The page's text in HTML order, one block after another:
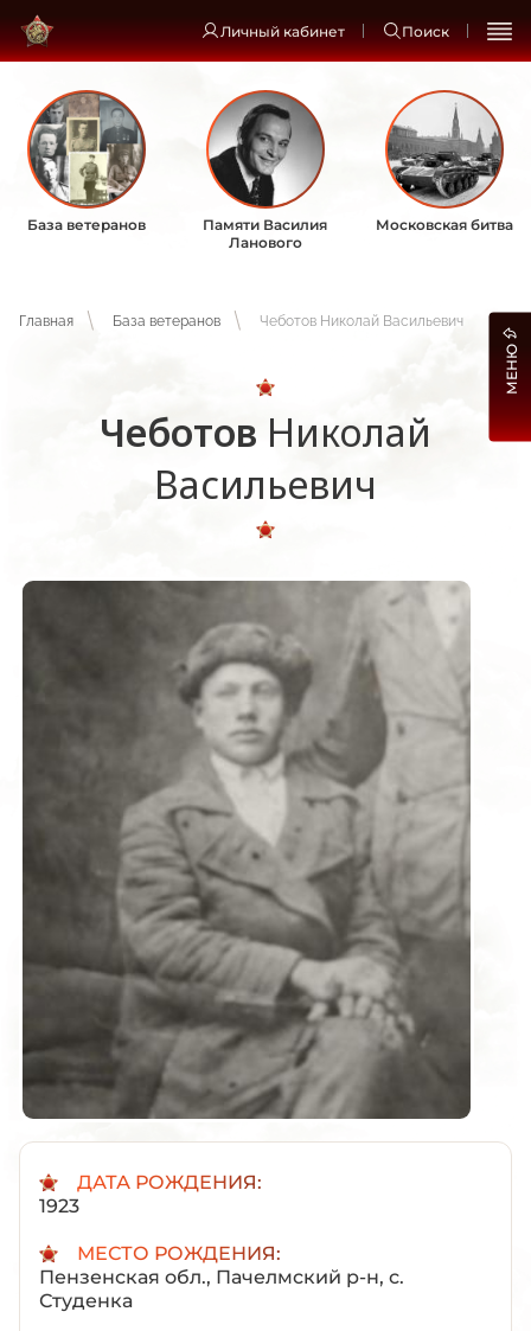
Личный кабинет Поиск
База ветеранов
Памяти Василия
Ланового
Московская битва
Главная База ветеранов Чеботов Николай Васильевич
Чеботов Николай
Васильевич
ДАТА РОЖДЕНИЯ:
1923
МЕСТО РОЖДЕНИЯ:
Пензенская обл., Пачелмский р-н, с.
Студенка
МЕНЮ